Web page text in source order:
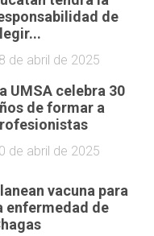
de
de abril de 2025
UMSA celebra 30
de formar a
de abril de 2025
vacuna para
enfermedad de